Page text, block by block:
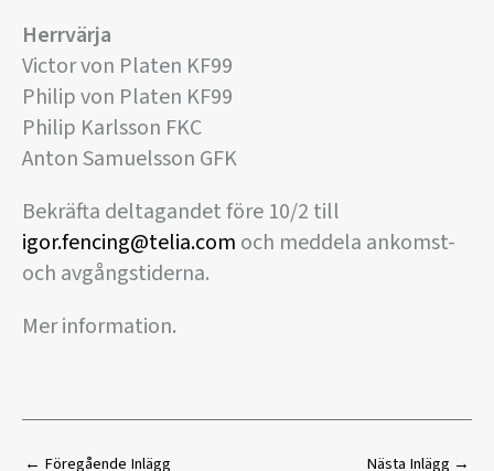
Herrvärja
Victor von Platen KF99
Philip von Platen KF99
Philip Karlsson FKC
Anton Samuelsson GFK
Bekräfta deltagandet före 10/2 till
igor.fencing@telia.com och meddela ankomst-
och avgångstiderna.
Mer information.
← Föregående Inlägg Nästa Inlägg →